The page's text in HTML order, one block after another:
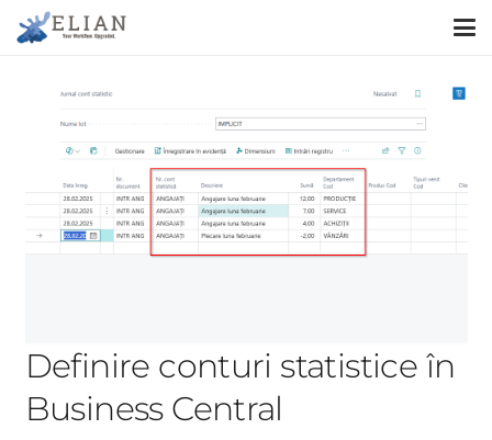
Definire conturi statistice în
Business Central